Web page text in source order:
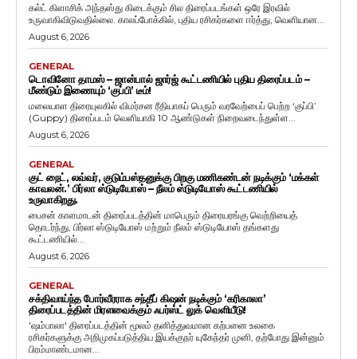
கல்ட் கிளாசிக் அந்தஸ்து கிடைக்கும் சில திரைப்படங்கள் ஒரே இரவில்
உருவாகிவிடுவதில்லை. காலப்போக்கில், புதிய ரசிகர்களை ஈர்த்து, வெளியான...
August 6, 2026
GENERAL
டொவினோ தாமஸ் – ஜான்பால் ஜார்ஜ் கூட்டணியில் புதிய திரைப்படம் –
மீண்டும் இணையும் ‘குப்பி’ டீம்!
மலையாள திரையுலகில் விமர்சன ரீதியாகப் பெரும் வரவேற்பைப் பெற்ற ‘குப்பி’
(Guppy) திரைப்படம் வெளியாகி 10 ஆண்டுகள் நிறைவடைந்துள்ள...
August 6, 2026
GENERAL
குட் நைட், லவ்வர், குடும்பஸ்தனுக்கு பிறகு மணிகண்டன் நடிக்கும் ‘மக்கள்
காவலன்.’ பிர்லா ஸ்டுடியோஸ் – நீலம் ஸ்டுடியோஸ் கூட்டணியில்
உருவாகிறது.
பைசன் காளமாடன் திரைப்படத்தின் மாபெரும் திரையரங்கு வெற்றியைத்
தொடர்ந்து, பிர்லா ஸ்டுடியோஸ் மற்றும் நீலம் ஸ்டுடியோஸ் தங்களது
கூட்டணியில்...
August 6, 2026
GENERAL
சக்திவாய்ந்த போர்வீரராக சந்தீப் கிஷன் நடிக்கும் ‘கரிகாலா’
திரைப்படத்தின் மிரளவைக்கும் ஃபர்ஸ்ட் லுக் வெளியீடு!
'ஷம்பாலா' திரைப்படத்தின் மூலம் தனித்துவமான கற்பனை உலகை
ரசிகர்களுக்கு அறிமுகப்படுத்திய இயக்குநர் யுகேந்தர் முனி, தற்போது இன்னும்
பிரம்மாண்டமான...